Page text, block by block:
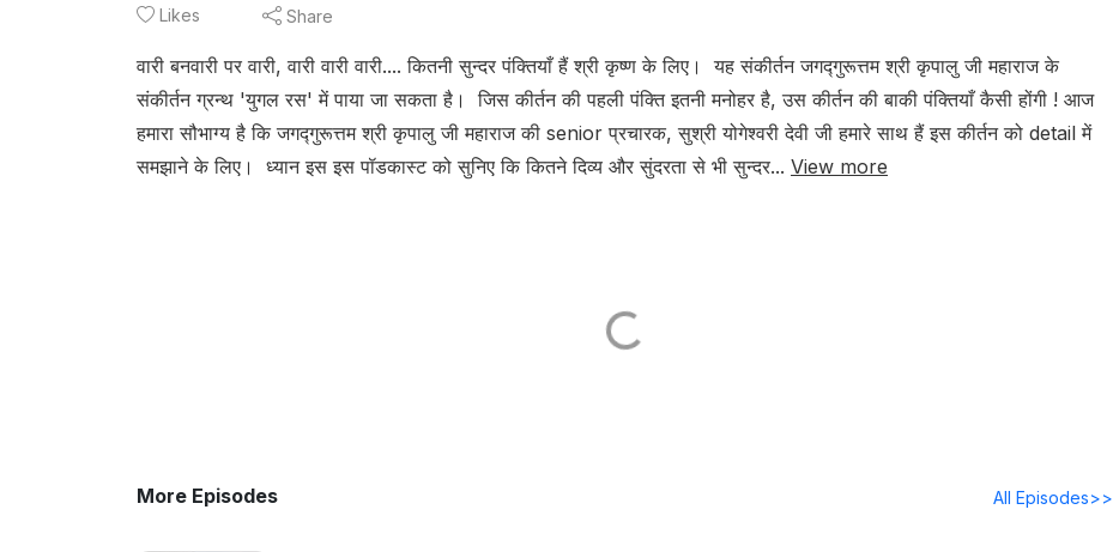
Likes Share
वारी बनवारी पर वारी, वारी वारी वारी.... कितनी सुन्दर पंक्तियाँ हैं श्री कृष्ण के लिए। यह संकीर्तन जगद्गुरूत्तम श्री कृपालु जी महाराज के
संकीर्तन ग्रन्थ 'युगल रस' में पाया जा सकता है। जिस कीर्तन की पहली पंक्ति इतनी मनोहर है, उस कीर्तन की बाकी पंक्तियाँ कैसी होंगी ! आज
हमारा सौभाग्य है कि जगद्गुरूत्तम श्री कृपालु जी महाराज की senior प्रचारक, सुश्री योगेश्वरी देवी जी हमारे साथ हैं इस कीर्तन को detail में
समझाने के लिए। ध्यान इस इस पॉडकास्ट को सुनिए कि कितने दिव्य और सुंदरता से भी सुन्दर... View more
More Episodes All Episodes>>